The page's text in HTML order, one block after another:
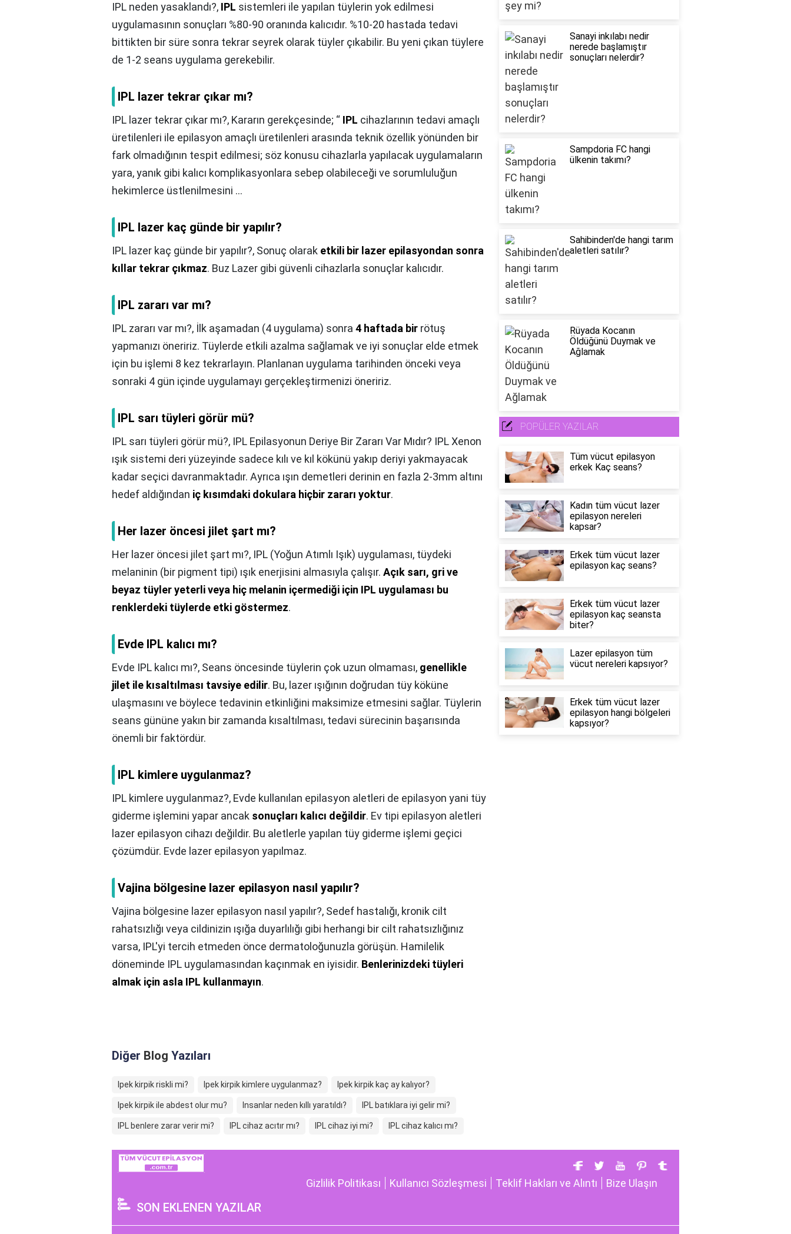
IPL neden yasaklandı?, IPL sistemleri ile yapılan tüylerin yok edilmesi
uygulamasının sonuçları %80-90 oranında kalıcıdır. %10-20 hastada tedavi
bittikten bir süre sonra tekrar seyrek olarak tüyler çıkabilir. Bu yeni çıkan tüylere
de 1-2 seans uygulama gerekebilir.
IPL lazer tekrar çıkar mı?
IPL lazer tekrar çıkar mı?, Kararın gerekçesinde; “ IPL cihazlarının tedavi amaçlı
üretilenleri ile epilasyon amaçlı üretilenleri arasında teknik özellik yönünden bir
fark olmadığının tespit edilmesi; söz konusu cihazlarla yapılacak uygulamaların
yara, yanık gibi kalıcı komplikasyonlara sebep olabileceği ve sorumluluğun
hekimlerce üstlenilmesini ...
IPL lazer kaç günde bir yapılır?
IPL lazer kaç günde bir yapılır?, Sonuç olarak etkili bir lazer epilasyondan sonra
kıllar tekrar çıkmaz. Buz Lazer gibi güvenli cihazlarla sonuçlar kalıcıdır.
IPL zararı var mı?
IPL zararı var mı?, İlk aşamadan (4 uygulama) sonra 4 haftada bir rötuş
yapmanızı öneririz. Tüylerde etkili azalma sağlamak ve iyi sonuçlar elde etmek
için bu işlemi 8 kez tekrarlayın. Planlanan uygulama tarihinden önceki veya
sonraki 4 gün içinde uygulamayı gerçekleştirmenizi öneririz.
IPL sarı tüyleri görür mü?
IPL sarı tüyleri görür mü?, IPL Epilasyonun Deriye Bir Zararı Var Mıdır? IPL Xenon
ışık sistemi deri yüzeyinde sadece kılı ve kıl kökünü yakıp deriyi yakmayacak
kadar seçici davranmaktadır. Ayrıca ışın demetleri derinin en fazla 2-3mm altını
hedef aldığından iç kısımdaki dokulara hiçbir zararı yoktur.
Her lazer öncesi jilet şart mı?
Her lazer öncesi jilet şart mı?, IPL (Yoğun Atımlı Işık) uygulaması, tüydeki
melaninin (bir pigment tipi) ışık enerjisini almasıyla çalışır. Açık sarı, gri ve
beyaz tüyler yeterli veya hiç melanin içermediği için IPL uygulaması bu
renklerdeki tüylerde etki göstermez.
Evde IPL kalıcı mı?
Evde IPL kalıcı mı?, Seans öncesinde tüylerin çok uzun olmaması, genellikle
jilet ile kısaltılması tavsiye edilir. Bu, lazer ışığının doğrudan tüy köküne
ulaşmasını ve böylece tedavinin etkinliğini maksimize etmesini sağlar. Tüylerin
seans gününe yakın bir zamanda kısaltılması, tedavi sürecinin başarısında
önemli bir faktördür.
IPL kimlere uygulanmaz?
IPL kimlere uygulanmaz?, Evde kullanılan epilasyon aletleri de epilasyon yani tüy
giderme işlemini yapar ancak sonuçları kalıcı değildir. Ev tipi epilasyon aletleri
lazer epilasyon cihazı değildir. Bu aletlerle yapılan tüy giderme işlemi geçici
çözümdür. Evde lazer epilasyon yapılmaz.
Vajina bölgesine lazer epilasyon nasıl yapılır?
Vajina bölgesine lazer epilasyon nasıl yapılır?, Sedef hastalığı, kronik cilt
rahatsızlığı veya cildinizin ışığa duyarlılığı gibi herhangi bir cilt rahatsızlığınız
varsa, IPL'yi tercih etmeden önce dermatoloğunuzla görüşün. Hamilelik
döneminde IPL uygulamasından kaçınmak en iyisidir. Benlerinizdeki tüyleri
almak için asla IPL kullanmayın.
Diğer Blog Yazıları
Ipek kirpik riskli mi? Ipek kirpik kimlere uygulanmaz? Ipek kirpik kaç ay kalıyor?
Ipek kirpik ile abdest olur mu? Insanlar neden kıllı yaratıldı? IPL batıklara iyi gelir mi?
IPL benlere zarar verir mi? IPL cihaz acıtır mı? IPL cihaz iyi mi? IPL cihaz kalıcı mı?
Sanayi inkılabı nedir
nerede başlamıştır
sonuçları nelerdir?
Sampdoria FC hangi
ülkenin takımı?
Sahibinden'de hangi tarım
aletleri satılır?
Rüyada Kocanın
Öldüğünü Duymak ve
Ağlamak
POPÜLER YAZILAR
Tüm vücut epilasyon
erkek Kaç seans?
Kadın tüm vücut lazer
epilasyon nereleri
kapsar?
Erkek tüm vücut lazer
epilasyon kaç seans?
Erkek tüm vücut lazer
epilasyon kaç seansta
biter?
Lazer epilasyon tüm
vücut nereleri kapsıyor?
Erkek tüm vücut lazer
epilasyon hangi bölgeleri
kapsıyor?
Gizlilik Politikası Kullanıcı Sözleşmesi Teklif Hakları ve Alıntı Bize Ulaşın
SON EKLENEN YAZILAR